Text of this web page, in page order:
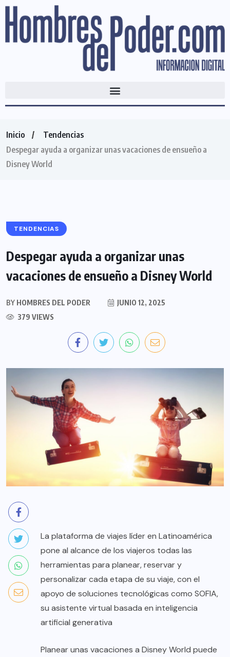
Inicio
Tendencias
Despegar ayuda a organizar unas vacaciones de ensueño a
Disney World
TENDENCIAS
Despegar ayuda a organizar unas
vacaciones de ensueño a Disney World
BY HOMBRES DEL PODER
JUNIO 12, 2025
379 VIEWS
La plataforma de viajes líder en Latinoamérica
pone al alcance de los viajeros todas las
herramientas para planear, reservar y
personalizar cada etapa de su viaje, con el
apoyo de soluciones tecnológicas como SOFIA,
su asistente virtual basada en inteligencia
artificial generativa
Planear unas vacaciones a Disney World puede